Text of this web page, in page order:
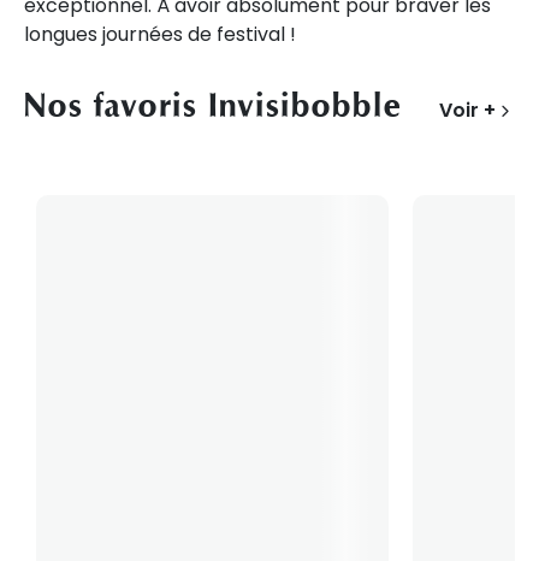
longues journées de festival !
Nos favoris Invisibobble Voir +